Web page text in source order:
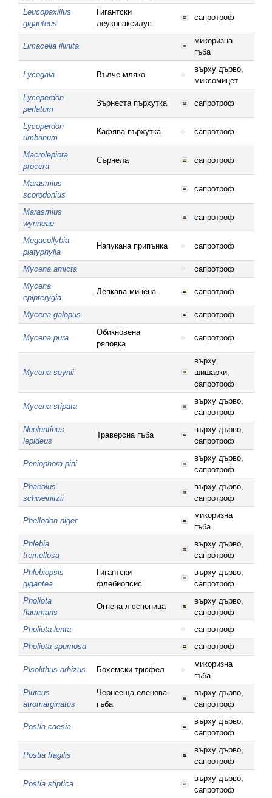
Leucopaxillus
giganteus
Гигантски
леукопаксилус
сапротроф
Limacella illinita
микоризна
гъба
Lycogala Вълче мляко
върху дърво,
миксомицет
Lycoperdon
perlatum
Зърнеста пърхутка сапротроф
Lycoperdon
umbrinum
Кафява пърхутка сапротроф
Macrolepiota
procera
Сърнела сапротроф
Marasmius
scorodonius
сапротроф
Marasmius
wynneae
сапротроф
Megacollybia
platyphylla
Напукана припънка сапротроф
Mycena amicta
сапротроф
Mycena
epipterygia
Лепкава мицена сапротроф
Mycena galopus сапротроф
Mycena pura
Обикновена
ряповка
сапротроф
Mycena seynii
върху
шишарки,
сапротроф
Mycena stipata
върху дърво,
сапротроф
Neolentinus
lepideus
Траверсна гъба
върху дърво,
сапротроф
Peniophora pini
върху дърво,
сапротроф
Phaeolus
schweinitzii
върху дърво,
сапротроф
Phellodon niger
микоризна
гъба
Phlebia
tremellosa
върху дърво,
сапротроф
Phlebiopsis
gigantea
Гигантски
флебиопсис
върху дърво,
сапротроф
Pholiota
flammans
Огнена люспеница
върху дърво,
сапротроф
Pholiota lenta
сапротроф
Pholiota spumosa
сапротроф
Pisolithus arhizus Бохемски трюфел
микоризна
гъба
Pluteus
atromarginatus
Чернееща еленова
гъба
върху дърво,
сапротроф
Postia caesia
върху дърво,
сапротроф
Postia fragilis
върху дърво,
сапротроф
Postia stiptica
върху дърво,
сапротроф